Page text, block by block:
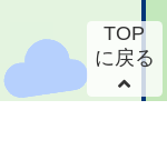
TOP
に戻る